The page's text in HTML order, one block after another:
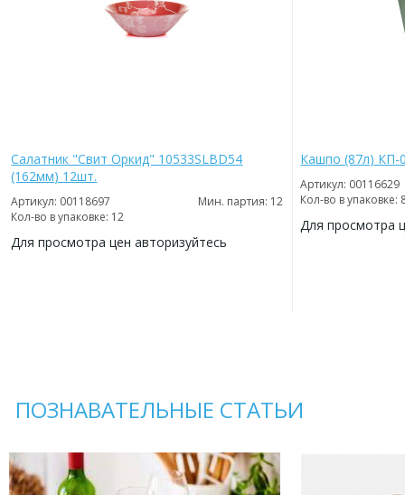
Салатник "Свит Оркид" 10533SLBD54
(162мм) 12шт.
Артикул: 00118697
Мин. партия: 12
Кол-во в упаковке: 12
Для просмотра цен авторизуйтесь
Кашпо (87л) КП-
Артикул: 00116629
Кол-во в упаковке:
Для просмотра
ПОЗНАВАТЕЛЬНЫЕ СТАТЬИ